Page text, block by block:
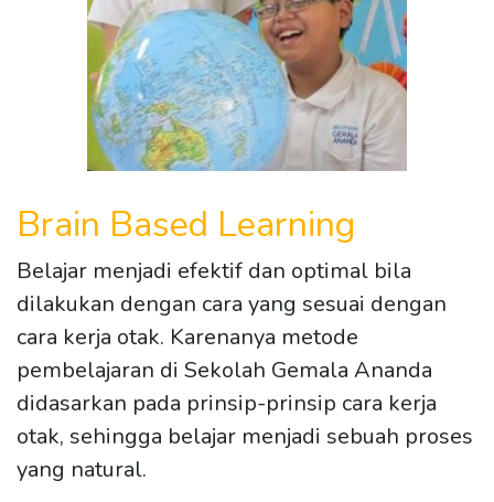
Brain Based Learning
Belajar menjadi efektif dan optimal bila
dilakukan dengan cara yang sesuai dengan
cara kerja otak. Karenanya metode
pembelajaran di Sekolah Gemala Ananda
didasarkan pada prinsip-prinsip cara kerja
otak, sehingga belajar menjadi sebuah proses
yang natural.